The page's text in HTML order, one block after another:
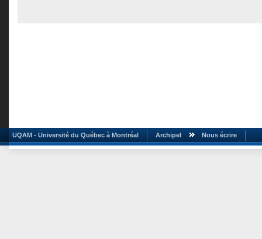
UQAM - Université du Québec à Montréal Archipel Nous écrire